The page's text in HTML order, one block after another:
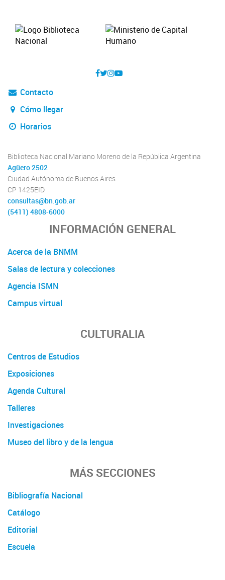
Contacto
Cómo llegar
Horarios
Biblioteca Nacional Mariano Moreno de la República Argentina
Agüero 2502
Ciudad Autónoma de Buenos Aires
CP 1425EID
consultas@bn.gob.ar
(5411) 4808-6000
INFORMACIÓN GENERAL
Acerca de la BNMM
Salas de lectura y colecciones
Agencia ISMN
Campus virtual
CULTURALIA
Centros de Estudios
Exposiciones
Agenda Cultural
Talleres
Investigaciones
Museo del libro y de la lengua
MÁS SECCIONES
Bibliografía Nacional
Catálogo
Editorial
Escuela